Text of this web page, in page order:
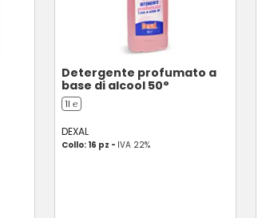
Detergente profumato a
base di alcool 50°
1l ℮
DEXAL
Collo: 16 pz - IVA 22%